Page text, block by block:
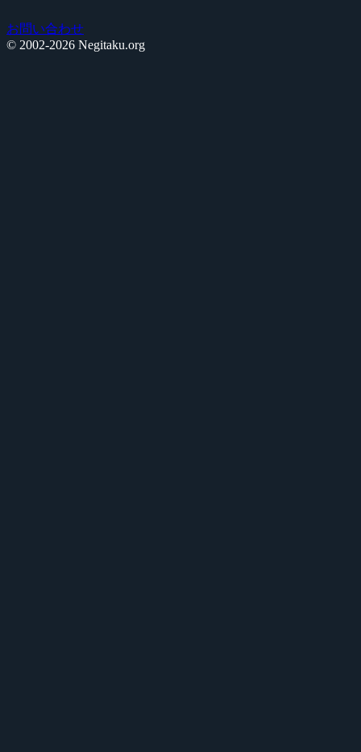
お問い合わせ
© 2002-2026 Negitaku.org